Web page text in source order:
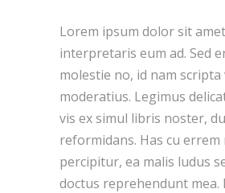
Lorem ipsum dolor sit
interpretaris eum ad. Sed
molestie no, id nam
moderatius. Legimus
vis ex simul libris noster,
reformidans. Has cu errem
percipitur, ea malis ludus
doctus reprehendunt mea.